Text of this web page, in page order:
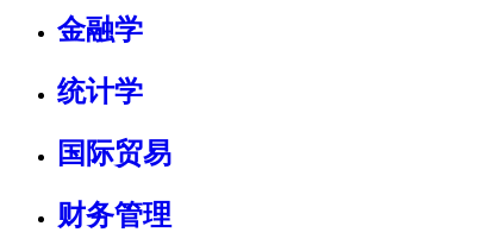
金融学
统计学
国际贸易
财务管理